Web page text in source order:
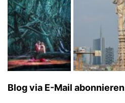
Blog via E-Mail abonnieren